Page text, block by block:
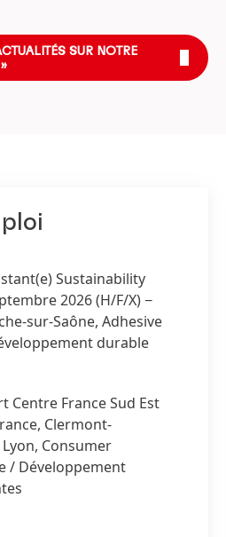
SUR NOTRE
(e) Sustainability
2026(H/F/X)−
sur-Saône, Adhesive
durable
Centre France Sud Est
Clermont-
Consumer
/ Développement